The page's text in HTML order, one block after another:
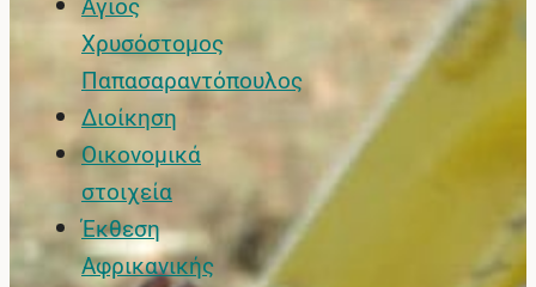
Άγιος
Χρυσόστομος
Παπασαραντόπουλος
Διοίκηση
Οικονομικά
στοιχεία
Έκθεση
Αφρικανικής